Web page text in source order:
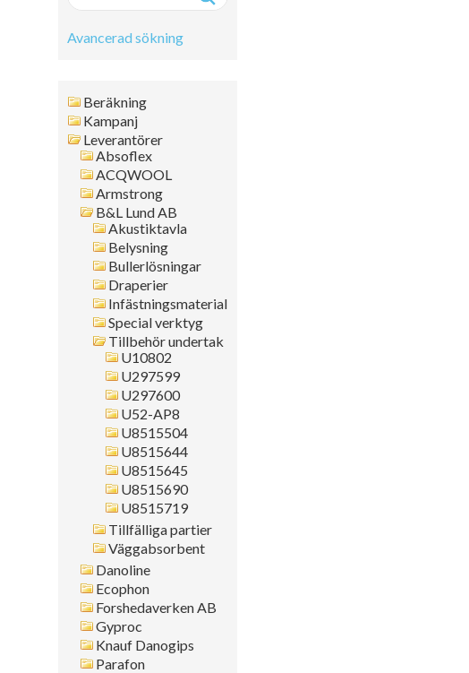
Avancerad sökning
Fritext
Artikelnr
Namn
Leverantör
Färg
Format
Tjocklek
Artikelgrupp
Kanttyp
Placering
Montagesätt
Sök i allt
Beräkning
Kampanj
Leverantörer
Absoflex
ACQWOOL
Armstrong
B&L Lund AB
Akustiktavla
Belysning
Bullerlösningar
Draperier
Infästningsmaterial
Special verktyg
Tillbehör undertak
U10802
U297599
U297600
U52-AP8
U8515504
U8515644
U8515645
U8515690
U8515719
Tillfälliga partier
Väggabsorbent
Danoline
Ecophon
Forshedaverken AB
Gyproc
Knauf Danogips
Parafon